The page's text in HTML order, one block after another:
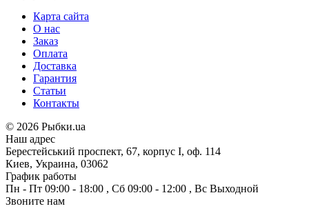
Карта сайта
О нас
Заказ
Оплата
Доставка
Гарантия
Статьи
Контакты
© 2026 Рыбки.ua
Наш адрес
Берестейський проспект, 67, корпус I, оф. 114
Киев, Украина, 03062
График работы
Пн - Пт 09:00 - 18:00 , Сб 09:00 - 12:00 , Вс Выходной
Звоните нам